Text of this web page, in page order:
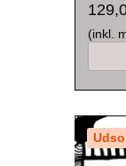
(inkl.